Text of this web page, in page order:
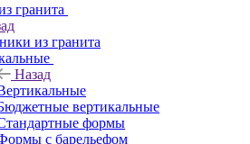
гранита
из гранита
Назад
вертикальные
формы
с барельефом